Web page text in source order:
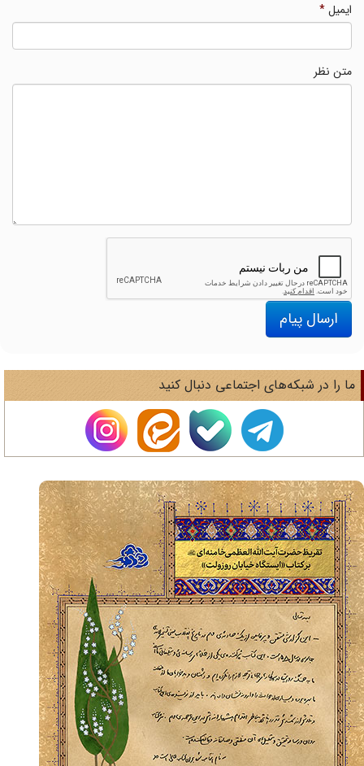
ایمیل*
متن نظر
ارسال پیام
را در شبکه‌های اجتماعی دنبال کنید